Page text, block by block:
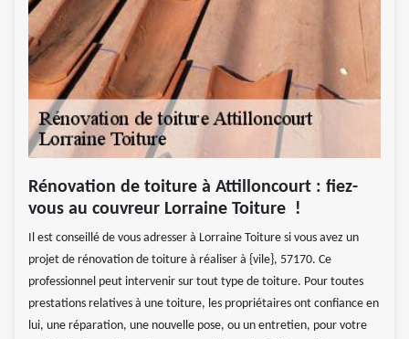
Rénovation de toiture à Attilloncourt : fiez-
vous au couvreur Lorraine Toiture !
Il est conseillé de vous adresser à Lorraine Toiture si vous avez un
projet de rénovation de toiture à réaliser à {vile}, 57170. Ce
professionnel peut intervenir sur tout type de toiture. Pour toutes
prestations relatives à une toiture, les propriétaires ont confiance en
lui, une réparation, une nouvelle pose, ou un entretien, pour votre